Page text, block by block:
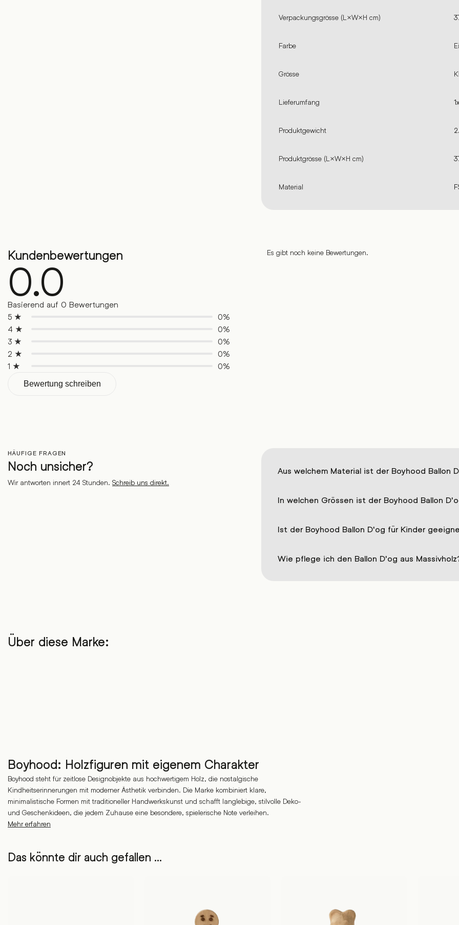
Verpackungsgrösse (L×W×H cm)
Farbe
Grösse
Lieferumfang
Produktgewicht
Produktgrösse (L×W×H cm)
Material
Kundenbewertungen
0.0
Basierend auf 0 Bewertungen
5 ★
0%
4 ★
0%
3 ★
0%
2 ★
0%
1 ★
0%
Bewertung schreiben
Es gibt noch keine Bewertungen.
HÄUFIGE FRAGEN
Noch unsicher?
Wir antworten innert 24 Stunden. Schreib uns direkt.
Aus welchem Material ist der Boyhood Ballon
In welchen Grössen ist der Boyhood Ballon
Ist der Boyhood Ballon D'og für Kinder
Wie pflege ich den Ballon D'og aus
Über diese Marke:
Boyhood: Holzfiguren mit eigenem Charakter
Boyhood steht für zeitlose Designobjekte aus hochwertigem Holz, die nostalgische
Kindheitserinnerungen mit moderner Ästhetik verbinden. Die Marke kombiniert klare,
minimalistische Formen mit traditioneller Handwerkskunst und schafft langlebige, stilvolle Deko-
und Geschenkideen, die jedem Zuhause eine besondere, spielerische Note verleihen.
Mehr erfahren
Das könnte dir auch gefallen …